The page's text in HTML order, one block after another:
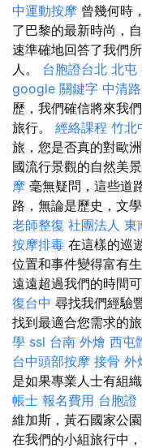
中運動按摩 曾幾何時
了巴黎的最新時尚，
速準確地回答了我們
人。 台胞證台北 北屯
google 關鍵字 中清
歷，我們確信將來我
旅行。 經絡課程 竹北
旅，您是否真的對歐
國流行景觀的自然美景
摩 毫無疑問，這些道
路，無論是歷史，文
老師整復 社團法人 東
按摩排毒 在這樣的巡
位置和事件變得富有
遠遠超過我們的時間
復台中 尋找我們經驗
找到最適合您需求的旅
學 ssl 台南 外燴 西屯
台中頭部按摩 接骨 外
是如果專業人士有組
帳士 報名費用 台胞證
維加斯，黃石國家公
在我們的小組旅行中